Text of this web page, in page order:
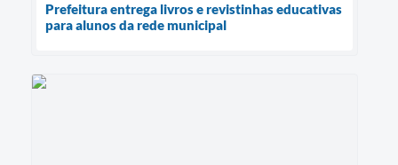
Prefeitura entrega livros e revistinhas educativas
para alunos da rede municipal